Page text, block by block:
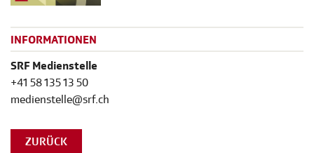
INFORMATIONEN
SRF Medienstelle
+41 58 135 13 50
medienstelle@srf.ch
ZURÜCK